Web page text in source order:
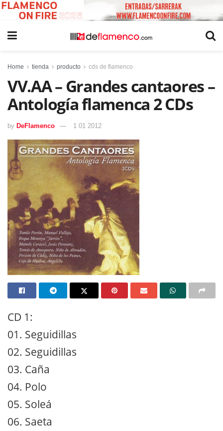
Home tienda producto cds de flamenco
VV.AA – Grandes cantaores –
Antología flamenca 2 CDs
by DeFlamenco 1 01 2012
CD 1:
01. Seguidillas
02. Seguidillas
03. Caña
04. Polo
05. Soleá
06. Saeta